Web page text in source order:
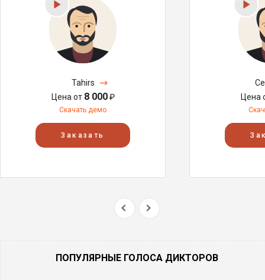
Tahirs
Цена от 8 000₽
Скачать демо
Заказать
Цена
ПОПУЛЯРНЫЕ ГОЛОСА ДИКТОРОВ